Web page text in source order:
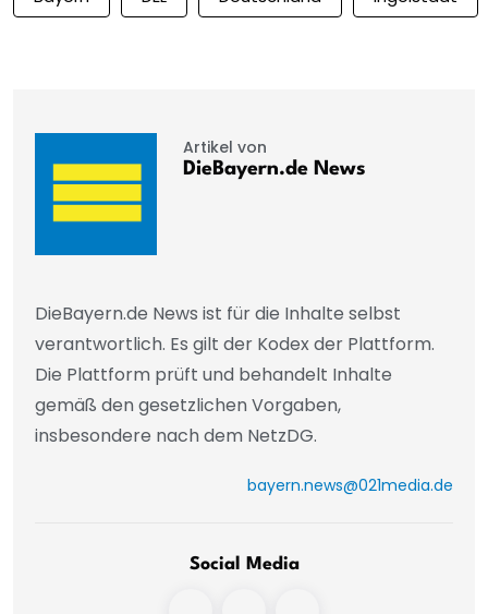
Artikel von
DieBayern.de News
DieBayern.de News ist für die Inhalte selbst
verantwortlich. Es gilt der Kodex der Plattform.
Die Plattform prüft und behandelt Inhalte
gemäß den gesetzlichen Vorgaben,
insbesondere nach dem NetzDG.
bayern.news@021media.de
Social Media